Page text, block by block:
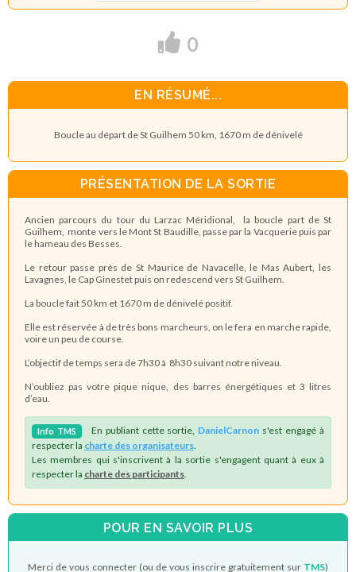
0
EN RÉSUMÉ...
Boucle au départ de St Guilhem 50 km, 1670 m de dénivelé
PRÉSENTATION DE LA SORTIE
Ancien parcours du tour du Larzac Méridional, la boucle part de St
Guilhem, monte vers le Mont St Baudille, passe par la Vacquerie puis par
le hameau des Besses.
Le retour passe près de St Maurice de Navacelle, le Mas Aubert, les
Lavagnes, le Cap Ginestet puis on redescend vers St Guilhem.
La boucle fait 50 km et 1670 m de dénivelé positif.
Elle est réservée à de très bons marcheurs, on le fera en marche rapide,
voire un peu de course.
L’objectif de temps sera de 7h30 à 8h30 suivant notre niveau.
N’oubliez pas votre pique nique, des barres énergétiques et 3 litres
d’eau.
Info TMS En publiant cette sortie, DanielCarnon s'est engagé à
respecter la charte des organisateurs
Les membres qui s'inscrivent à la sortie s'engagent quant à eux à
respecter la charte des participants
POUR EN SAVOIR PLUS
Merci de vous connecter (ou de vous inscrire gratuitement sur TMS)